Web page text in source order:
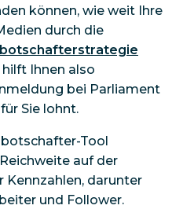
können, wie weit Ihre
durch die
Ihnen also
bei Parliament
Sie lohnt.
Tool
auf der
Kennzahlen, darunter
und Follower.